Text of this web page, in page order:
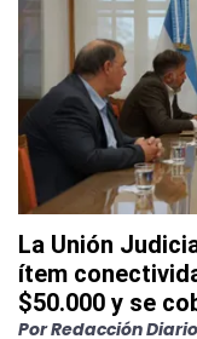
La Unión
ítem
$50.000 y se
PorRedacción